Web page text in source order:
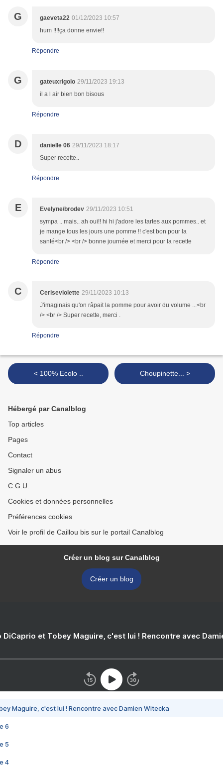
G gaeveta22 01/12/2023 10:57
hum !!!!ça donne envie!!
Répondre
G gateuxrigolo 29/11/2023 19:13
il a l air bien bon bisous
Répondre
D danielle 06 29/11/2023 18:17
Super recette..
Répondre
E Evelyne/brodev 29/11/2023 10:51
sympa .. mais.. ah oui!! hi hi j'adore les tartes aux pommes.. et
je mange tous les jours une pomme !! c'est bon pour la
santé<br /> <br /> bonne journée et merci pour la recette
Répondre
C Ceriseviolette 29/11/2023 10:13
J'imaginais qu'on râpait la pomme pour avoir du volume ...<br
/> <br /> Super recette, merci .
Répondre
< 100% Ecolo .. Choupinette... >
Hébergé par Canalblog
Top articles
Pages
Contact
Signaler un abus
C.G.U.
Cookies et données personnelles
Préférences cookies
Voir le profil de Caillou bis sur le portail Canalblog
Créer un blog sur Canalblog
Créer un blog
DiCaprio et Tobey Maguire, c'est lui ! Rencontre avec
Maguire, c'est lui ! Rencontre avec Damien Witecka
6
5
4